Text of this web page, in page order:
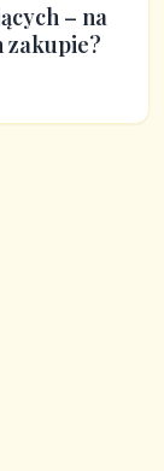
– na
zakupie?